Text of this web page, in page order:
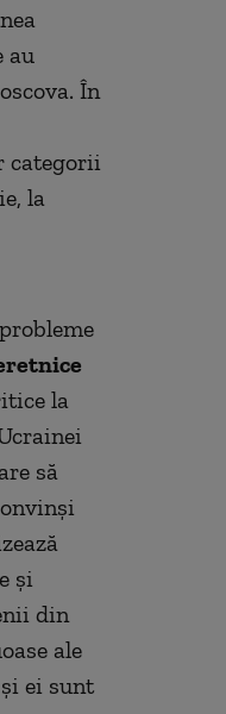
au
În
categorii
la
la
să
și
din
ale
ei sunt